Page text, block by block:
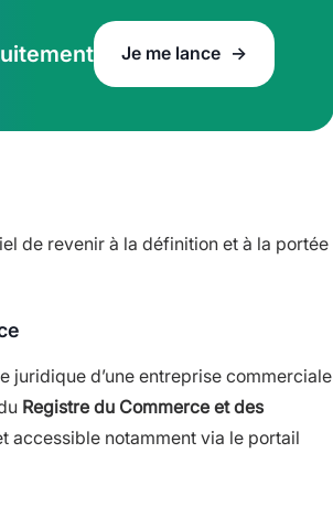
Je me lance
de revenir à la définition et à la portée
juridique d’une entreprise commerciale
Registre du Commerce et des
accessible notamment via le portail